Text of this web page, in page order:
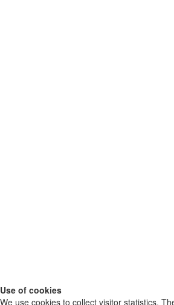
Use of cookies
We use cookies to collect visitor statistics.